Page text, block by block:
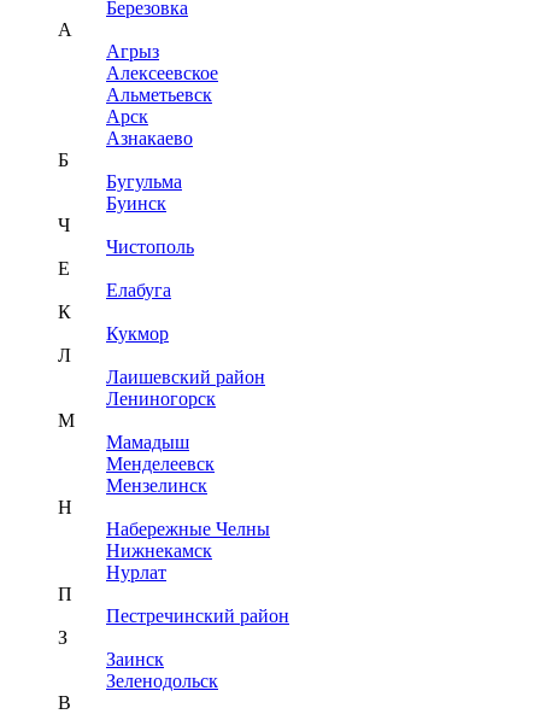
Березовка
А
Агрыз
Алексеевское
Альметьевск
Арск
Азнакаево
Б
Бугульма
Буинск
Ч
Чистополь
Е
Елабуга
К
Кукмор
Л
Лаишевский район
Лениногорск
М
Мамадыш
Менделеевск
Мензелинск
Н
Набережные Челны
Нижнекамск
Нурлат
П
Пестречинский район
З
Заинск
Зеленодольск
В